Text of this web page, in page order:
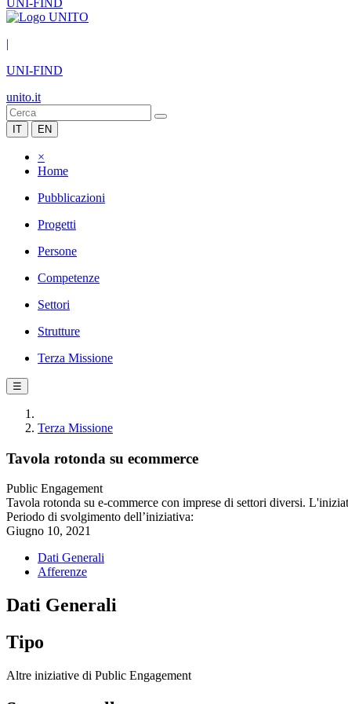
UNI-FIND
|
UNI-FIND
unito.it
IT EN
×
Home
Pubblicazioni
Progetti
Persone
Competenze
Settori
Strutture
Terza Missione
☰
Terza Missione
Tavola rotonda su ecommerce
Public Engagement
Tavola rotonda su e-commerce con imprese di settori diversi.
Periodo di svolgimento dell’iniziativa:
Giugno 10, 2021
Dati Generali
Afferenze
Dati Generali
Tipo
Altre iniziative di Public Engagement